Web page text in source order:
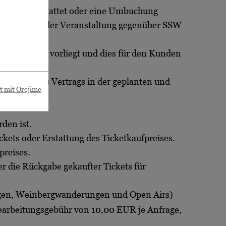
mit Orejime
erstattet oder eine Umbuchung
Ausfall der Veranstaltung gegenüber SSW
Grund vorliegt und dies für den Kunden
des Vertrags in der geplanten und
ist.
oder Erstattung des Ticketkaufpreises.
die Rückgabe gekaufter Tickets für
Weinbergwanderungen und Open Airs)
von 10,00 EUR je Anfrage,